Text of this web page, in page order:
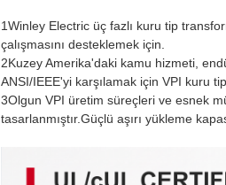
1Winley Electric üç fazlı kuru tip
çalışmasını desteklemek için.
2Kuzey Amerika'daki kamu hizmeti,
ANSI/IEEE'yi karşılamak için VPI kuru
3Olgun VPI üretim süreçleri ve esnek
tasarlanmıştır.Güçlü aşırı yükleme